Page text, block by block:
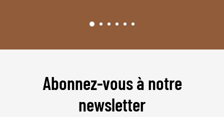
Abonnez-vous à notre
newsletter